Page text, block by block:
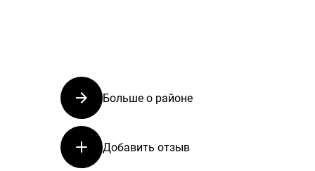
Больше о районе
Добавить отзыв